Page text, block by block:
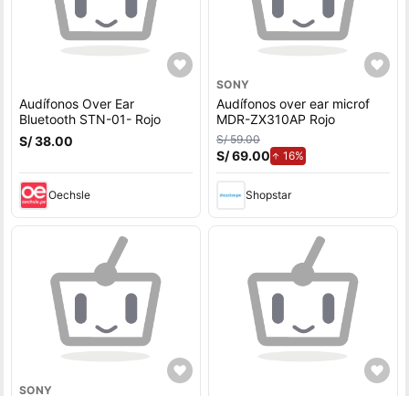
Audífonos Over Ear
Bluetooth STN-01- Rojo
S/ 38.00
Oechsle
SONY
Audífonos over ear microf
MDR-ZX310AP Rojo
S/ 59.00
S/ 69.00 16%de aumento.
Shopstar
SONY